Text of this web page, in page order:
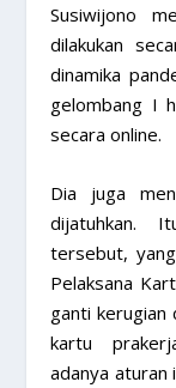
Susiwijono
dilakukan
dinamika
gelombang I
secara online.
Dia juga
dijatuhkan.
tersebut,
Pelaksana
ganti kerugian
kartu
adanya aturan